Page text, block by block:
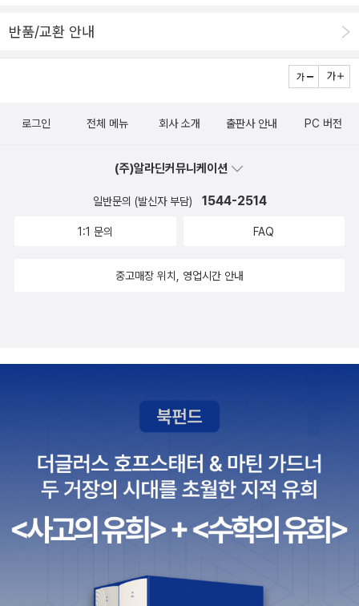
비슷한 책을 계속 보고 싶다는 말은 없다. 그냥 재미있다 가 끝. 챕터
가 많지만 챕터길이도 길지않고 딱 학교에서 쓰는 쉬운 언어로 쓰인
아주 쉽게 읽을 수 있는책. 그러나 읽고나면 독서에 대해서 생각해 볼
혜.금테 두른 상장이 받고 싶은데 그나마 받을 가능성이 가장 높은 독
르는 것 투성이인 책.그래서 친구들에게 어떻게하면 독서를 즐겁게
잘 할 수 있는지 묻고다닌다. 근데 돌아오는 대답은! 독서퀴즈대회도
요약정리해서 외워야한다는 것.아! 이부분 읽으면서 리즈 초1,2때 교
이 읽고 꾸민 독후활동으로 교실을 꾸며 파티처럼 해도 될텐데.그럴
때마다 공교육 불신. 여튼 답은 없죠. 그게 우리나라고 우리는 국민이
바꾸겠죠.그렇게 믿고싶네요. 지금 그래도 과거에 비하면 학교도 많
이 변하긴 했으니까요. 여튼 이런 독서퀴즈대회~ 를 위해 수혜는 모
범생 주희의 요약정리 수첩을 샌드위치를 사주며 복사해서 달달 외워
요. 그래서 어떻게 되었을까요? ㅎㅎ 수혜는 상을 받았을까요? 책을
읽어서 그것도 재미있게 스스로 다 읽어서. 주희의 노트가 책 읽기에
반품/교환 안내
로그인 전체 메뉴 회사 소개 출판사 안내 PC 버전
(주)알라딘커뮤니케이션
일반문의 (발신자 부담) 1544-2514
1:1 문의 FAQ
중고매장 위치, 영업시간 안내